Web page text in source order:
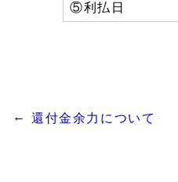
⑤利払日
還付金余力について